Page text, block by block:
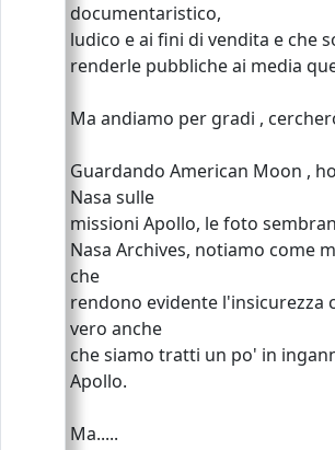
documentaristico,
ludico e ai fini di vendita e che
renderle pubbliche ai media
Ma andiamo per gradi ,
Guardando American Moon ,
Nasa sulle
missioni Apollo, le foto
Nasa Archives, notiamo come
che
rendono evidente l'insicurezza
vero anche
che siamo tratti un po' in
Apollo.
Ma.....